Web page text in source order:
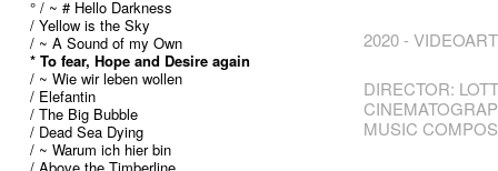
° / ~ # Hello Darkness
/ Yellow is the Sky
/ ~ A Sound of my Own
* To fear, Hope and Desire again
/ ~ Wie wir leben wollen
/ Elefantin
/ The Big Bubble
/ Dead Sea Dying
/ ~ Warum ich hier bin
2020 -
DIRECTOR:
MUSIC